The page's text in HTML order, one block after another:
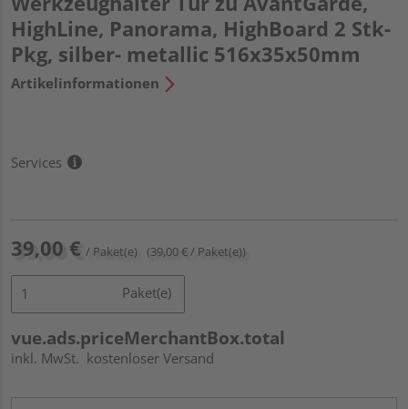
HighLine, Panorama, HighBoard 2 Stk-
Pkg, silber- metallic 516x35x50mm
Artikelinformationen
Services
39,00 € / Paket(e) (39,00 € / Paket(e))
Paket(e)
vue.ads.priceMerchantBox.total
inkl. MwSt. kostenloser Versand